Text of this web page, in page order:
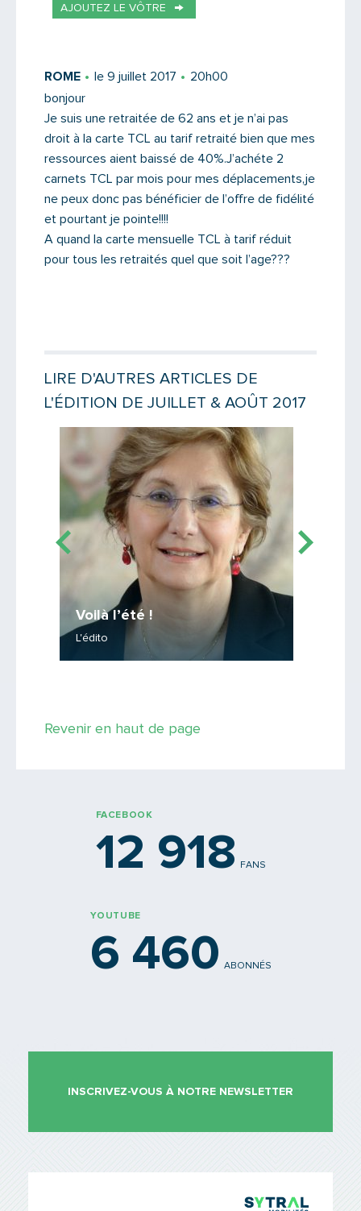
Message
Saisissez le code
PARTAGER
AJOUTEZ LE VÔTRE
ROME le 9 juillet 2017
20h00
bonjour
Je suis une retraitée de 62 ans et je n’ai pas
droit à la carte TCL au tarif retraité bien que mes
ressources aient baissé de 40%.J’achéte 2
carnets TCL par mois pour mes déplacements,je
ne peux donc pas bénéficier de l’offre de fidélité
et pourtant je pointe!!!!
A quand la carte mensuelle TCL à tarif réduit
pour tous les retraités quel que soit l’age???
LIRE D'AUTRES ARTICLES DE
L'ÉDITION DE JUILLET & AOÛT 2017
Lire la suite
Voilà l’été !
L'édito
Revenir en haut de page
FACEBOOK
12 918 FANS
YOUTUBE
6 460 ABONNÉS
INSCRIVEZ-VOUS À NOTRE NEWSLETTER